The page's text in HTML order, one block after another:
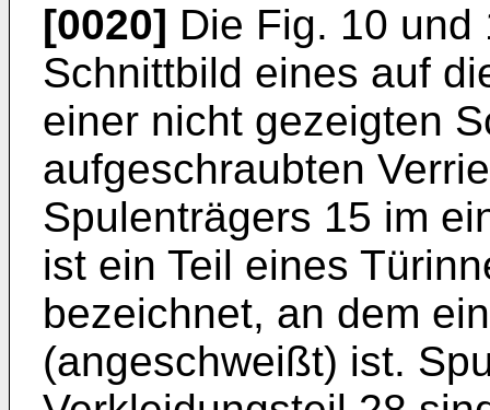
[0020] Die Fig. 10
Schnittbild eines auf
einer nicht gezeigten
aufgeschraubten
Spulenträgers 15 im
ist ein Teil eines
bezeichnet, an dem
(angeschweißt) ist.